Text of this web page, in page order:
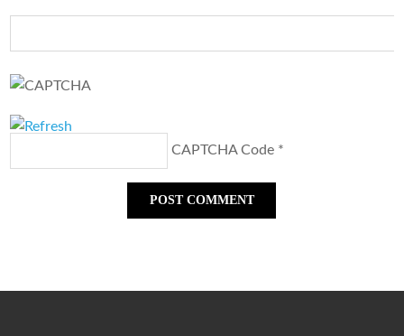
CAPTCHA Code *